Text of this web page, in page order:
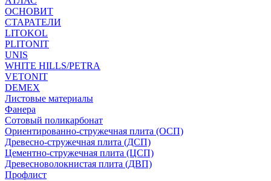
ОСНОВИТ
СТАРАТЕЛИ
LITOKOL
PLITONIT
UNIS
WHITE HILLS/PETRA
VETONIT
DEMEX
Листовые материалы
Фанера
Сотовый поликарбонат
Ориентированно-стружечная плита (ОСП)
Древесно-стружечная плита (ДСП)
Цементно-стружечная плита (ЦСП)
Древесноволокнистая плита (ДВП)
Профлист